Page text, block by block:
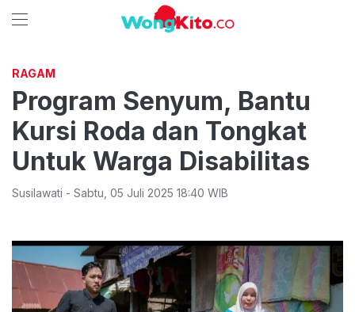
RAGAM
Program Senyum, Bantu
Kursi Roda dan Tongkat
Untuk Warga Disabilitas
Susilawati - Sabtu 05 Juli 2025 18:40 WIB